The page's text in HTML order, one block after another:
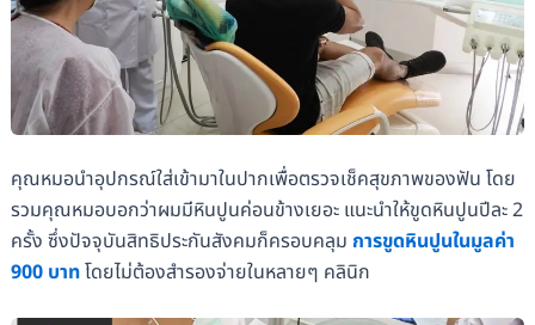
คุณหมอนำอุปกรณ์ใส่เข้ามาในปากเพื่อตรวจเช็คสุขภาพของฟัน โดย
รวมคุณหมอบอกว่าผมมีหินปูนค่อนข้างเยอะ แนะนำให้ขูดหินปูนปีละ 2
ครั้ง ซึ่งปัจจุบันสิทธิประกันสังคมก็ครอบคลุม การขูดหินปูนในมูลค่า
900 บาทโดยไม่ต้องสำรองจ่ายในหลายๆ คลินิก